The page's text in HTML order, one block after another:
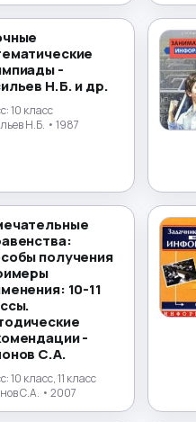
-
Н.Б. и др.
10 класс
Н.Б. • 1987
получения
10-11
-
С.А.
10 класс, 11 класс
С.А. • 2007